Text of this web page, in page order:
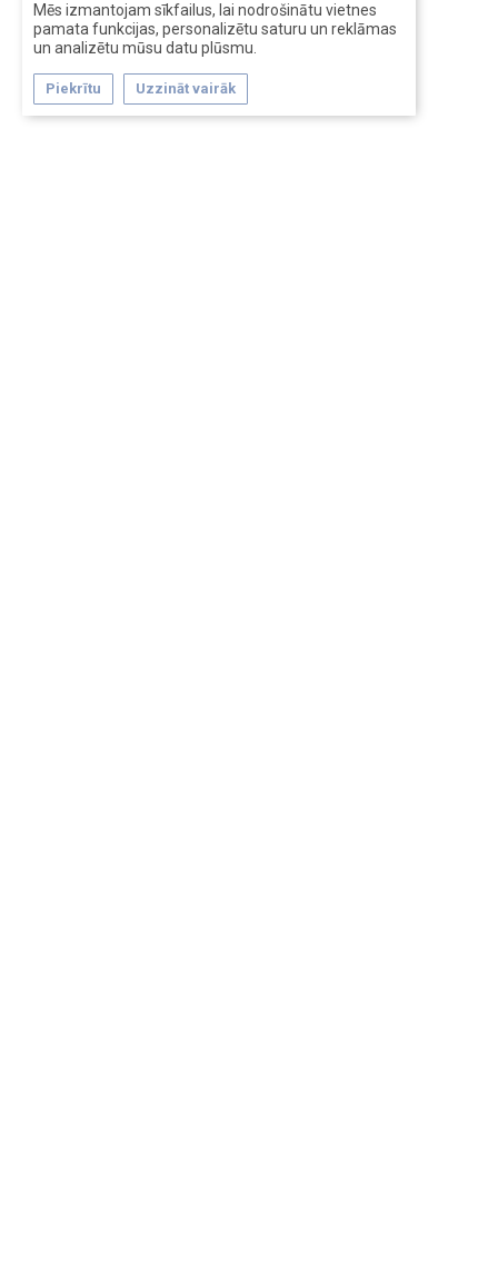
Mēs izmantojam sīkfailus, lai nodrošinātu vietnes
pamata funkcijas, personalizētu saturu un reklāmas
un analizētu mūsu datu plūsmu.
Piekrītu Uzzināt vairāk